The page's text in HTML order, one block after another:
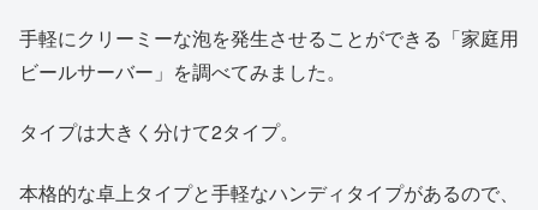
手軽にクリーミーな泡を発生させることができる「家庭用
ビールサーバー」を調べてみました。
タイプは大きく分けて2タイプ。
本格的な卓上タイプと手軽なハンディタイプがあるので、